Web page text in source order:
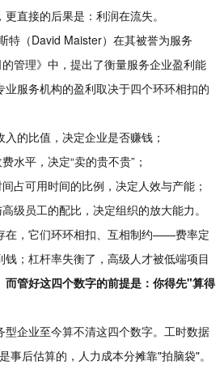
直接的后果是：利润在流失。
特（David Maister）在其被誉为服务
管理》中，提出了衡量服务企业盈利能
业服务机构的盈利取决于四个环环相扣的
入的比值，决定企业是否赚钱；
水平，决定“卖的贵不贵”；
占可用时间的比例，决定人效与产能；
级员工的配比，决定组织的放大能力。
在，它们环环相扣、互相制约——费率定
；杠杆率失衡了，高级人才被低端项目
而管好这四个数字的前提是：你得先"算得
型企业至今算不清这四个数字。工时数据
事后估算的，人力成本分摊靠"拍脑袋"。